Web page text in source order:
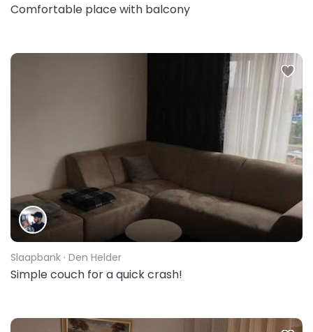
Comfortable place with balcony
Slaapbank · Den Helder
Simple couch for a quick crash!